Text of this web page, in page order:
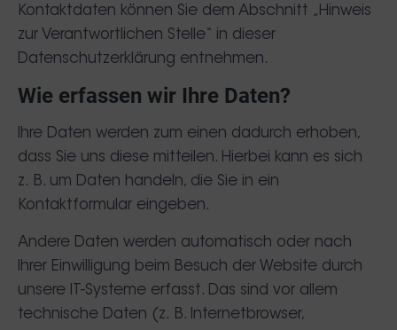
Kontaktdaten können Sie dem Abschnitt „Hinweis
zur Verantwortlichen Stelle“ in dieser
Datenschutzerklärung entnehmen.
Wie erfassen wir Ihre Daten?
Ihre Daten werden zum einen dadurch erhoben,
dass Sie uns diese mitteilen. Hierbei kann es sich
z. B. um Daten handeln, die Sie in ein
Kontaktformular eingeben.
Andere Daten werden automatisch oder nach
Ihrer Einwilligung beim Besuch der Website durch
unsere IT-Systeme erfasst. Das sind vor allem
technische Daten (z. B. Internetbrowser,